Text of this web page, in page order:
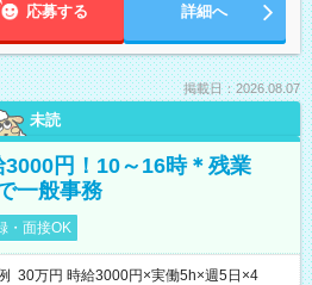
応募する 詳細へ
掲載日：2026.08.07
未読
3000円！10～16時＊残業
一般事務
・面接OK
30万円 時給3000円×実働5h×週5日×4